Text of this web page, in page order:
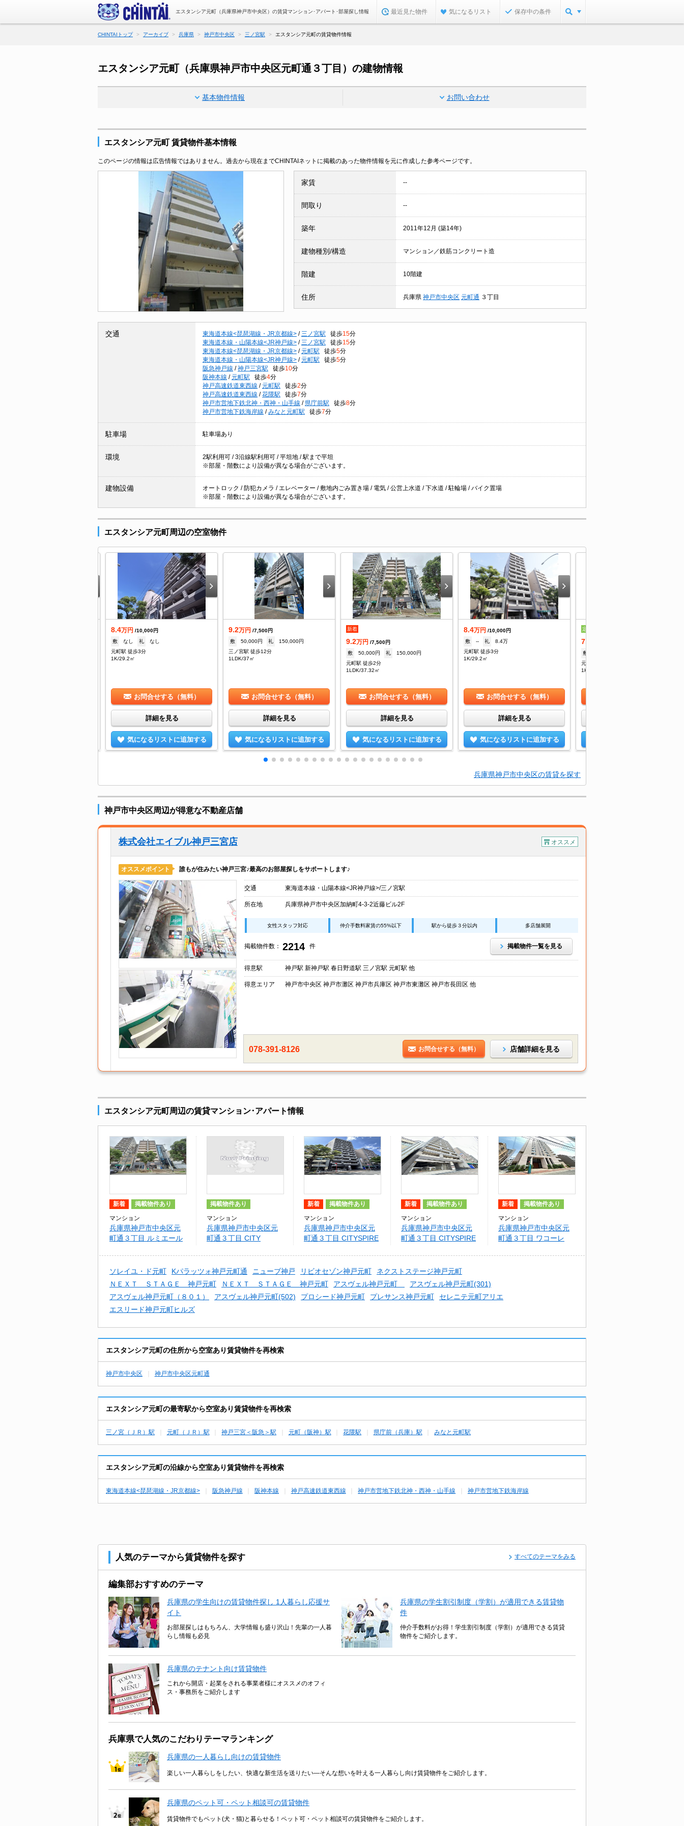
エスタンシア元町（兵庫県神戸市中央区）の賃貸マンション･アパート･部屋探し情報 最近見た物件 気になるリスト 保存中の条件
CHINTAIトップ アーカイブ 兵庫県 神戸市中央区 三ノ宮駅 エスタンシア元町の賃貸物件情報
エスタンシア元町（兵庫県神戸市中央区元町通３丁目）の建物情報
基本物件情報 お問い合わせ
エスタンシア元町 賃貸物件基本情報
このページの情報は広告情報ではありません。過去から現在までCHINTAIネットに掲載のあった物件情報を元に作成した参考ページです。
家賃 --
間取り --
築年 2011年12月 (築14年)
建物種別/構造 マンション／鉄筋コンクリート造
階建 10階建
住所 兵庫県 神戸市中央区 元町通 ３丁目
交通 東海道本線<琵琶湖線・JR京都線> / 三ノ宮駅 徒歩15分
東海道本線・山陽本線<JR神戸線> / 三ノ宮駅 徒歩15分
東海道本線<琵琶湖線・JR京都線> / 元町駅 徒歩5分
東海道本線・山陽本線<JR神戸線> / 元町駅 徒歩5分
阪急神戸線 / 神戸三宮駅 徒歩10分
阪神本線 / 元町駅 徒歩4分
神戸高速鉄道東西線 / 元町駅 徒歩2分
神戸高速鉄道東西線 / 花隈駅 徒歩7分
神戸市営地下鉄北神・西神・山手線 / 県庁前駅 徒歩8分
神戸市営地下鉄海岸線 / みなと元町駅 徒歩7分
駐車場 駐車場あり
環境
2駅利用可 / 3沿線駅利用可 / 平坦地 / 駅まで平坦
※部屋・階数により設備が異なる場合がございます。
建物設備
オートロック / 防犯カメラ / エレベーター / 敷地内ごみ置き場 / 電気 / 公営上水道 / 下水道 / 駐輪場 / バイク置場
※部屋・階数により設備が異なる場合がございます。
エスタンシア元町周辺の空室物件
8.4万円 /10,000円
敷
なし 礼
なし
元町駅 徒歩3分
1K/29.2㎡
お問合せする（無料）
詳細を見る
気になるリストに追加する
9.2万円 /7,500円
敷
50,000円 礼
150,000円
三ノ宮駅 徒歩12分
1LDK/37㎡
お問合せする（無料）
詳細を見る
気になるリストに追加する
新着
9.2万円 /7,500円
敷
50,000円 礼
150,000円
元町駅 徒歩2分
1LDK/37.32㎡
お問合せする（無料）
詳細を見る
気になるリストに追加する
8.4万円 /10,000円
敷
-- 礼
8.4万
元町駅 徒歩3分
1K/29.2㎡
お問合せする（無料）
詳細を見る
気になるリストに追加する
定借
7.4
敷
元町駅 徒歩1分
1K/25.11㎡
兵庫県神戸市中央区の賃貸を探す
神戸市中央区周辺が得意な不動産店舗
株式会社エイブル神戸三宮店 オススメ
オススメポイント 誰もが住みたい神戸三宮♪最高のお部屋探しをサポートします♪
交通 東海道本線・山陽本線<JR神戸線>/三ノ宮駅
所在地 兵庫県神戸市中央区加納町4-3-2近藤ビル2F
女性スタッフ対応 仲介手数料家賃の55%以下 駅から徒歩３分以内 多店舗展開
掲載物件数： 2214 件 掲載物件一覧を見る
得意駅 神戸駅 新神戸駅 春日野道駅 三ノ宮駅 元町駅 他
得意エリア 神戸市中央区 神戸市灘区 神戸市兵庫区 神戸市東灘区 神戸市長田区 他
078-391-8126 お問合せする（無料） 店舗詳細を見る
エスタンシア元町周辺の賃貸マンション･アパート情報
新着 掲載物件あり
マンション
兵庫県神戸市中央区元
町通３丁目 ルミエール
掲載物件あり
マンション
兵庫県神戸市中央区元
町通３丁目 CITY
スモコート元町）
新着 掲載物件あり
マンション
兵庫県神戸市中央区元
町通３丁目 CITYSPIRE
新着 掲載物件あり
マンション
兵庫県神戸市中央区元
町通３丁目 CITYSPIRE
新着 掲載物件あり
マンション
兵庫県神戸市中央区元
町通３丁目 ワコーレ
ソレイユ・ド元町 Kパラッツォ神戸元町通 ニューブ神戸 リビオセゾン神戸元町
ネクストステージ神戸元町
ＮＥＸＴ ＳＴＡＧＥ 神戸元町
ＮＥＸＴ ＳＴＡＧＥ 神戸元町 アスヴェル神戸元町
アスヴェル神戸元町(301)
アスヴェル神戸元町（８０１）
アスヴェル神戸元町(502) プロシード神戸元町 プレサンス神戸元町
セレニテ元町アリエ
エスリード神戸元町ヒルズ
エスタンシア元町の住所から空室あり賃貸物件を再検索
神戸市中央区 神戸市中央区元町通
エスタンシア元町の最寄駅から空室あり賃貸物件を再検索
三ノ宮（ＪＲ）駅 元町（ＪＲ）駅 神戸三宮＜阪急＞駅 元町（阪神）駅 花隈駅 県庁前（兵庫）駅 みなと元町駅
エスタンシア元町の沿線から空室あり賃貸物件を再検索
東海道本線<琵琶湖線・JR京都線> 阪急神戸線 阪神本線 神戸高速鉄道東西線 神戸市営地下鉄北神・西神・山手線 神戸市営地下鉄海岸線
人気のテーマから賃貸物件を探す すべてのテーマをみる
編集部おすすめのテーマ
兵庫県の学生向けの賃貸物件探し 1人暮らし応援サ
イト
お部屋探しはもちろん、大学情報も盛り沢山！先輩の一人暮
らし情報も必見
兵庫県の学生割引制度（学割）が適用できる賃貸物
件
仲介手数料がお得！学生割引制度（学割）が適用できる賃貸
物件をご紹介します。
兵庫県のテナント向け賃貸物件
これから開店・起業をされる事業者様にオススメのオフィ
ス・事務所をご紹介します
兵庫県で人気のこだわりテーマランキング
兵庫県の一人暮らし向けの賃貸物件
楽しい一人暮らしをしたい、快適な新生活を送りたい―そんな想いを叶える一人暮らし向け賃貸物件をご紹介します。
兵庫県のペット可・ペット相談可の賃貸物件
賃貸物件でもペット(犬・猫)と暮らせる！ペット可・ペット相談可の賃貸物件をご紹介します。